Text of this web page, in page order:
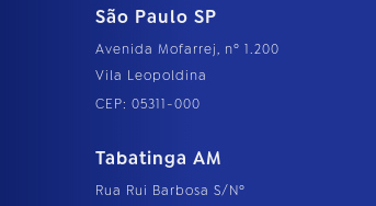
São Paulo SP
Avenida Mofarrej, nº 1.200
Vila Leopoldina
CEP: 05311-000
Tabatinga AM
Rua Rui Barbosa S/Nº